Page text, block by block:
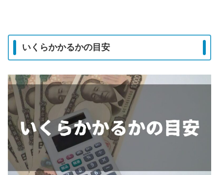
いくらかかるかの目安